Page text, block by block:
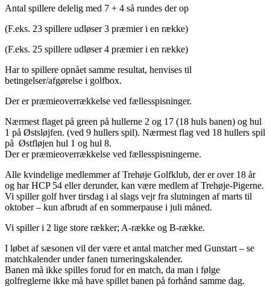
Antal spillere delelig med 7 + 4 så rundes der op
(F.eks. 23 spillere udløser 3 præmier i en række)
(F.eks. 25 spillere udløser 4 præmier i en række)
Har to spillere opnået samme resultat, henvises til
betingelser/afgørelse i golfbox.
Der er præmieoverrækkelse ved fællesspisninger.
Nærmest flaget på green på hullerne 2 og 17 (18 huls banen) og hul
1 på Østsløjfen. (ved 9 hullers spil). Nærmest flag ved 18 hullers spil
på Østfløjen hul 1 og hul 8.
Der er præmieoverrækkelse ved fællesspisningerne.
Alle kvindelige medlemmer af Trehøje Golfklub, der er over 18 år
og har HCP 54 eller derunder, kan være medlem af Trehøje-Pigerne.
Vi spiller golf hver tirsdag i al slags vejr fra slutningen af marts til
oktober – kun afbrudt af en sommerpause i juli måned.
Vi spiller i 2 lige store rækker; A-række og B-række.
I løbet af sæsonen vil der være et antal matcher med Gunstart – se
matchkalender under fanen turneringskalender.
Banen må ikke spilles forud for en match, da man i følge
golfreglerne ikke må have spillet banen på forhånd samme dag.